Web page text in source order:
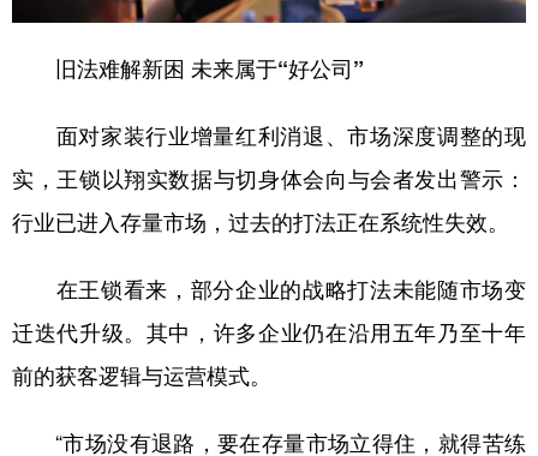
旧法难解新困 未来属于“好公司”
面对家装行业增量红利消退、市场深度调整的现
实，王锁以翔实数据与切身体会向与会者发出警示：
行业已进入存量市场，过去的打法正在系统性失效。
在王锁看来，部分企业的战略打法未能随市场变
迁迭代升级。其中，许多企业仍在沿用五年乃至十年
前的获客逻辑与运营模式。
“市场没有退路，要在存量市场立得住，就得苦练